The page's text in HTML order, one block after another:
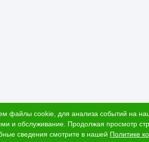
файлы cookie, для анализа событий на
и обслуживание. Продолжая просмотр
сведения смотрите в нашей Политике